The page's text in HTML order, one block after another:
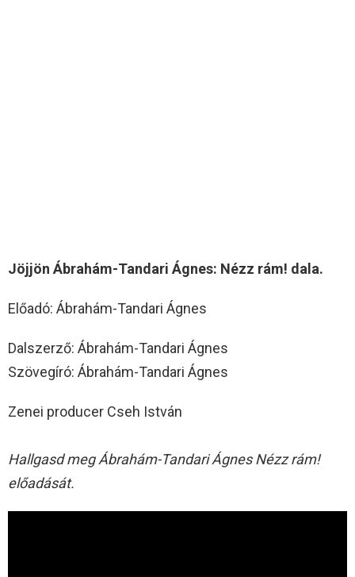
Jöjjön Ábrahám-Tandari Ágnes: Nézz rám! dala.
Előadó: Ábrahám-Tandari Ágnes
Dalszerző: Ábrahám-Tandari Ágnes
Szövegíró: Ábrahám-Tandari Ágnes
Zenei producer Cseh István
Hallgasd meg Ábrahám-Tandari Ágnes Nézz rám!
előadását.